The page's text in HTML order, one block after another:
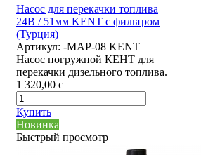
Насос для перекачки топлива
24В / 51мм KENT с фильтром
(Турция)
Артикул: -MAP-08 KENT
Насос погружной КЕНТ для
перекачки дизельного топлива.
1 320,00 c
Купить
Новинка
Быстрый просмотр